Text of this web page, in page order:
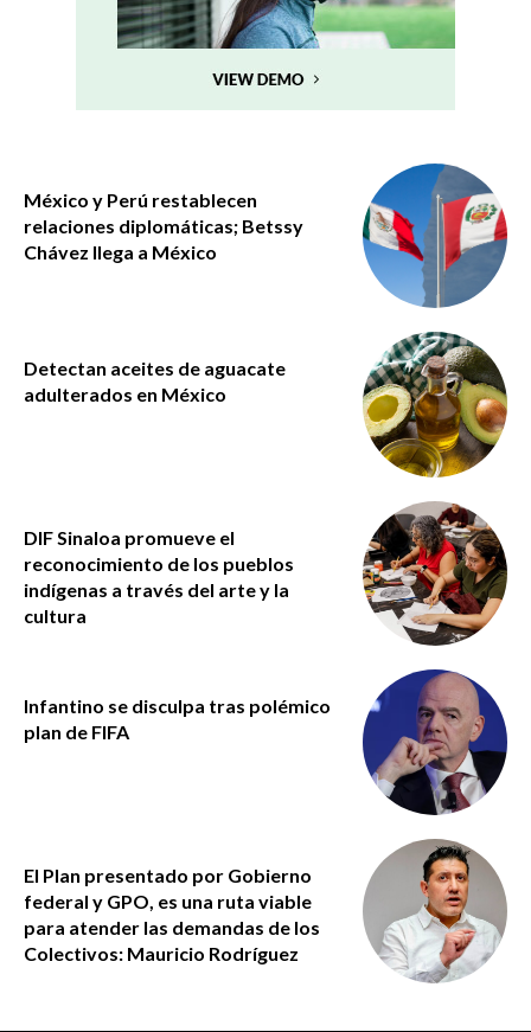
México y Perú restablecen
relaciones diplomáticas; Betssy
Chávez llega a México
Detectan aceites de aguacate
adulterados en México
DIF Sinaloa promueve el
reconocimiento de los pueblos
indígenas a través del arte y la
cultura
Infantino se disculpa tras polémico
plan de FIFA
El Plan presentado por Gobierno
federal y GPO, es una ruta viable
para atender las demandas de los
Colectivos: Mauricio Rodríguez